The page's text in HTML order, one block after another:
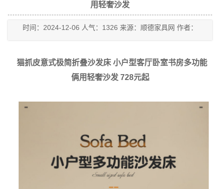
用轻奢沙发
时间：2024-12-06 人气：1326 来源：顺德家具网 作者：
猫抓皮意式极简折叠沙发床 小户型客厅卧室书房多功能
俩用轻奢沙发 728元起